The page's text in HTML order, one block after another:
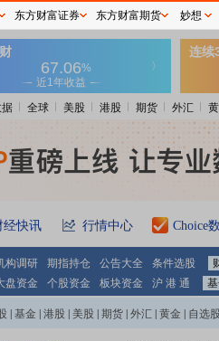
全球 美股 港股 期货 外汇
经快讯 行情中心 Choice
构调研 期指持仓 公告大全 条件选股
盘资金 个股资金 板块资金 沪 港 通
基金 港股 美股 期货 外汇 黄金 自选股
东方财富证券 东方财富期货 妙想